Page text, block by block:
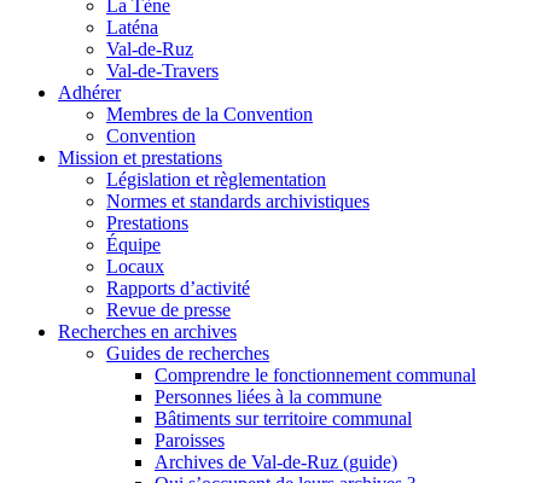
La Tène
Laténa
Val-de-Ruz
Val-de-Travers
Adhérer
Membres de la Convention
Convention
Mission et prestations
Législation et règlementation
Normes et standards archivistiques
Prestations
Équipe
Locaux
Rapports d’activité
Revue de presse
Recherches en archives
Guides de recherches
Comprendre le fonctionnement communal
Personnes liées à la commune
Bâtiments sur territoire communal
Paroisses
Archives de Val-de-Ruz (guide)